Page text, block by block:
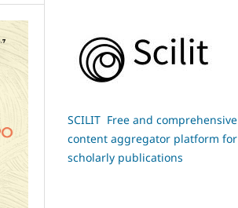
SCILIT Free and comprehensive
content aggregator platform for
scholarly publications